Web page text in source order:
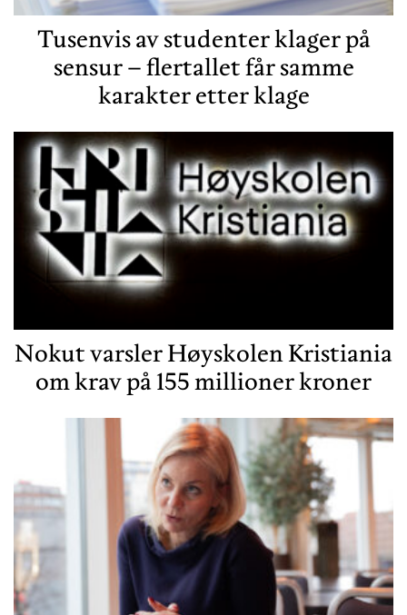
Tusenvis av studenter klager på
sensur – flertallet får samme
karakter etter klage
Nokut varsler Høyskolen Kristiania
om krav på 155 millioner kroner